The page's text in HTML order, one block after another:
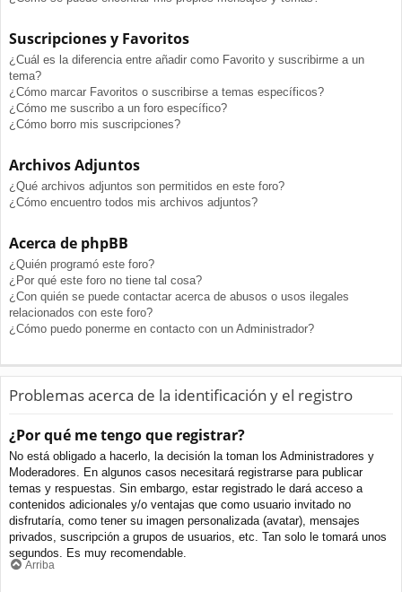
Suscripciones y Favoritos
¿Cuál es la diferencia entre añadir como Favorito y suscribirme a un
tema?
¿Cómo marcar Favoritos o suscribirse a temas específicos?
¿Cómo me suscribo a un foro específico?
¿Cómo borro mis suscripciones?
Archivos Adjuntos
¿Qué archivos adjuntos son permitidos en este foro?
¿Cómo encuentro todos mis archivos adjuntos?
Acerca de phpBB
¿Quién programó este foro?
¿Por qué este foro no tiene tal cosa?
¿Con quién se puede contactar acerca de abusos o usos ilegales
relacionados con este foro?
¿Cómo puedo ponerme en contacto con un Administrador?
Problemas acerca de la identificación y el registro
¿Por qué me tengo que registrar?
No está obligado a hacerlo, la decisión la toman los Administradores y
Moderadores. En algunos casos necesitará registrarse para publicar
temas y respuestas. Sin embargo, estar registrado le dará acceso a
contenidos adicionales y/o ventajas que como usuario invitado no
disfrutaría, como tener su imagen personalizada (avatar), mensajes
privados, suscripción a grupos de usuarios, etc. Tan solo le tomará unos
segundos. Es muy recomendable.
Arriba